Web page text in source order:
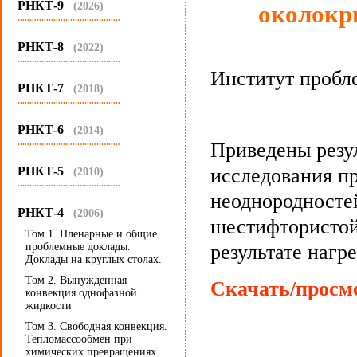
РНКТ-9 (2026)
...........................................
РНКТ-8 (2022)
...........................................
РНКТ-7 (2018)
...........................................
РНКТ-6 (2014)
...........................................
РНКТ-5 (2010)
...........................................
РНКТ-4 (2006)
Том 1. Пленарные и общие
проблемные доклады.
Доклады на круглых столах.
Том 2. Вынужденная
конвекция однофазной
жидкости
Том 3. Свободная конвекция.
Тепломассообмен при
химических превращениях
Институт
Приведены
исследования
результате
Скачать/